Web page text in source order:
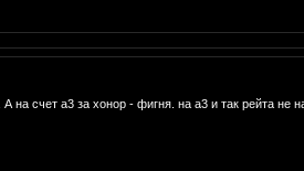
на счет а3 за хонор - фигня. на а3 и так рейта